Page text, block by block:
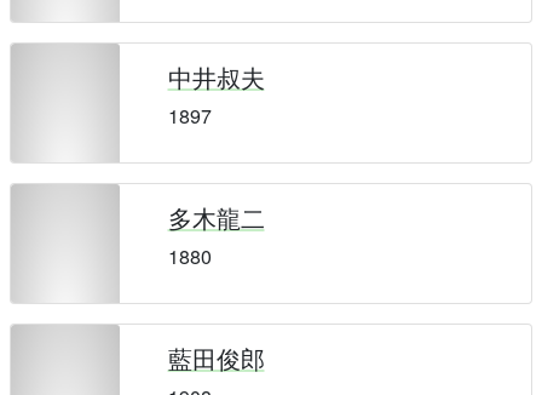
中井叔夫
1897
多木龍二
1880
藍田俊郎